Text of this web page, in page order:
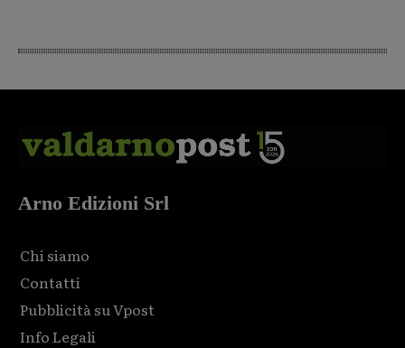
Arno Edizioni Srl
Chi siamo
Contatti
Pubblicità su Vpost
Info Legali